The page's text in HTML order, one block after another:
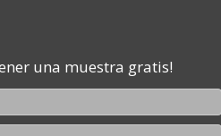
una muestra gratis!